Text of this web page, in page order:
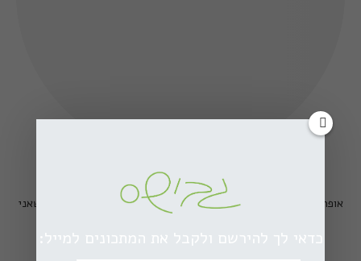
הי, אני מירב גביש - גבישס
אופה, מבשלת, משוטטת, מצלמת. וכאן אשמח לחלוק איתכם את מה שאני
כדאי לך להירשם ולקבל את המתכונים למייל: